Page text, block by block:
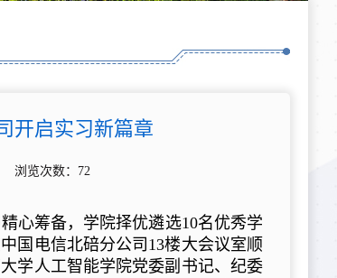
开启实习新篇章
浏览次数： 72
心筹备，学院择优遴选10名优秀学
国电信北碚分公司13楼大会议室顺
学人工智能学院党委副书记、纪委